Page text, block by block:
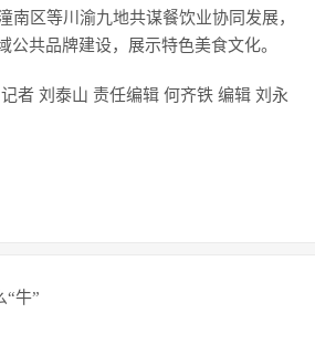
南区等川渝九地共谋餐饮业协同发展，
公共品牌建设，展示特色美食文化。
者 刘泰山 责任编辑 何齐铁 编辑 刘永
“牛”